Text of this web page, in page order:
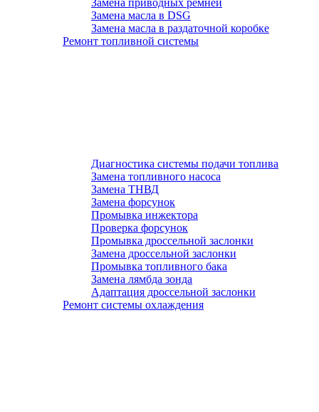
Замена приводных ремней
Замена масла в DSG
Замена масла в раздаточной коробке
Ремонт топливной системы
Диагностика системы подачи топлива
Замена топливного насоса
Замена ТНВД
Замена форсунок
Промывка инжектора
Проверка форсунок
Промывка дроссельной заслонки
Замена дроссельной заслонки
Промывка топливного бака
Замена лямбда зонда
Адаптация дроссельной заслонки
Ремонт системы охлаждения